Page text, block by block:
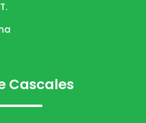
Cascales